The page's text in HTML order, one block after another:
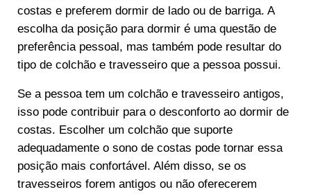
costas e preferem dormir de lado ou de barriga. A
escolha da posição para dormir é uma questão de
preferência pessoal, mas também pode resultar do
tipo de colchão e travesseiro que a pessoa possui.
Se a pessoa tem um colchão e travesseiro antigos,
isso pode contribuir para o desconforto ao dormir de
costas. Escolher um colchão que suporte
adequadamente o sono de costas pode tornar essa
posição mais confortável. Além disso, se os
travesseiros forem antigos ou não oferecerem